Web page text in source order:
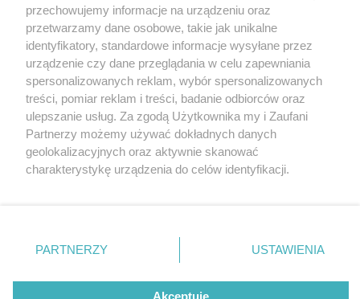
3 / 14
Małżeńskie jubileusze w
Tarnowskich Górach
Nie zapomnij
zapoznać się z:
polityką prywatności regulamin korzystania z portali
Twojemiasto
Piekary Śląskie
Chorzów
Tarnowskie Góry
Gliwice
Skontakuj sięz nami
Kontakt
Wydawca
Redakcja
przechowujemy informacje na urządzeniu oraz
przetwarzamy dane osobowe, takie jak unikalne
identyfikatory, standardowe informacje wysyłane przez
urządzenie czy dane przeglądania w celu zapewniania
spersonalizowanych reklam, wybór spersonalizowanych
treści, pomiar reklam i treści, badanie odbiorców oraz
ulepszanie usług. Za zgodą Użytkownika my i Zaufani
Partnerzy możemy używać dokładnych danych
geolokalizacyjnych oraz aktywnie skanować
charakterystykę urządzenia do celów identyfikacji.
zmienić/wycofać klikając przycisk ustawień prywatności
znajdujący się w lewym dolnym rogu strony
rodzaje przetwarzania danych nie wymagają zgody
użytkownika, ale masz prawo sprzeciwić się takiemu
PARTNERZY USTAWIENIA
Akceptuję